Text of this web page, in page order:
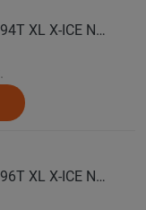
MICHELIN Автошина 205/55 R16 94T XL X-ICE NORTH 4 шип.
MICHELIN Автошина 205/60 R16 96T XL X-ICE NORTH 4 шип.